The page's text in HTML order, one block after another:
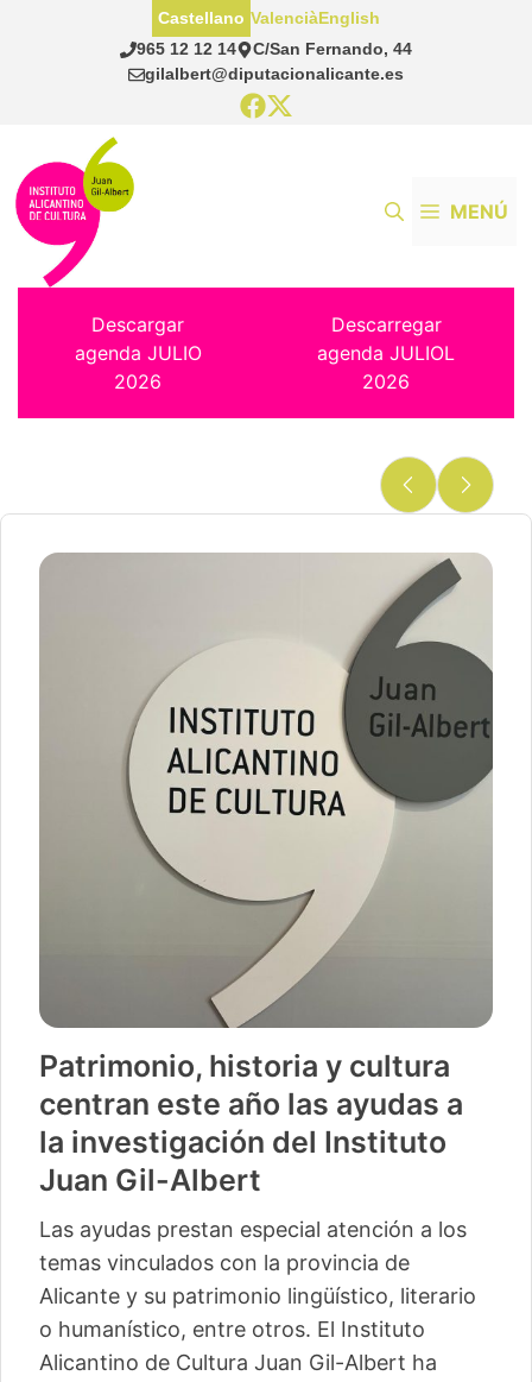
965 12 12 14
C/San Fernando, 44
gilalbert@diputacionalicante.es
Castellano ValenciàEnglish
MENÚ
Descargar
agenda JULIO
2026
Descarregar
agenda JULIOL
2026
Patrimonio, historia y cultura
centran este año las ayudas a
la investigación del Instituto
Juan Gil-Albert
Las ayudas prestan especial atención a los
temas vinculados con la provincia de
Alicante y su patrimonio lingüístico, literario
o humanístico, entre otros. El Instituto
Alicantino de Cultura Juan Gil-Albert ha